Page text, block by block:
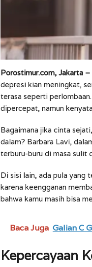
Porostimur.com, Jakarta –
depresi kian meningkat,
terasa seperti
dipercepat, namun
Bagaimana jika cinta
dalam? Barbara Lavi,
terburu-buru di masa sulit
Di sisi lain, ada pula yang
karena keengganan
bahwa kamu masih bisa
Baca Juga Galian C
Kepercayaan